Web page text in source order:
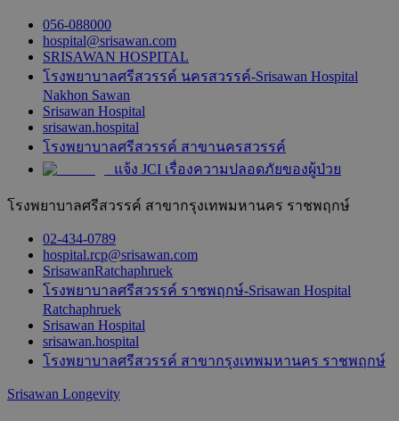
056-088000
hospital@srisawan.com
SRISAWAN HOSPITAL
โรงพยาบาลศรีสวรรค์ นครสวรรค์-Srisawan Hospital
Nakhon Sawan
Srisawan Hospital
srisawan.hospital
โรงพยาบาลศรีสวรรค์ สาขานครสวรรค์
แจ้ง JCI เรื่องความปลอดภัยของผู้ป่วย
โรงพยาบาลศรีสวรรค์ สาขากรุงเทพมหานคร ราชพฤกษ์
02-434-0789
hospital.rcp@srisawan.com
SrisawanRatchaphruek
โรงพยาบาลศรีสวรรค์ ราชพฤกษ์-Srisawan Hospital
Ratchaphruek
Srisawan Hospital
srisawan.hospital
โรงพยาบาลศรีสวรรค์ สาขากรุงเทพมหานคร ราชพฤกษ์
Srisawan Longevity